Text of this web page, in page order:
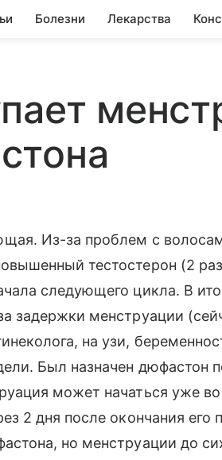
Болезни Лекарства
Из-за проблем с
тестостерон (2
следующего цикла. В
задержки менструации
на узи,
Был назначен дюфастон
может начаться уже
2 дня после окончания
но менструации до